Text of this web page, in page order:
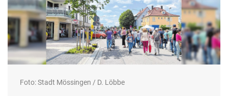
Foto: Stadt Mössingen / D. Löbbe